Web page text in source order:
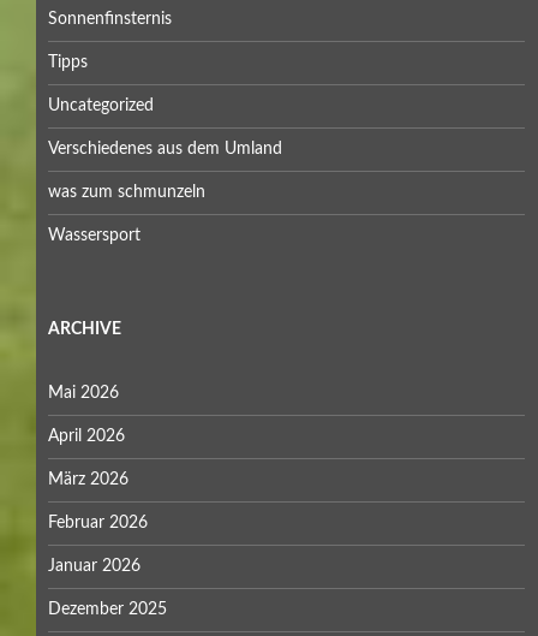
Sonnenfinsternis
Tipps
Uncategorized
Verschiedenes aus dem Umland
was zum schmunzeln
Wassersport
ARCHIVE
Mai 2026
April 2026
März 2026
Februar 2026
Januar 2026
Dezember 2025